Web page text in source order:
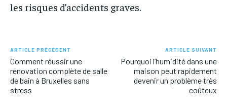
les risques d’accidents graves.
ARTICLE PRÉCÉDENT
Comment réussir une
rénovation complète de salle
de bain à Bruxelles sans
stress
ARTICLE SUIVANT
Pourquoi l’humidité dans une
maison peut rapidement
devenir un problème très
coûteux